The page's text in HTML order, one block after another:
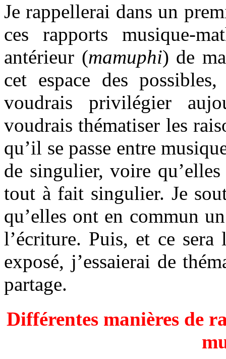
Je rappellerai dans un
ces rapports musique-
antérieur (mamuphi) de
cet espace des
voudrais privilégier
voudrais thématiser les
qu’il se passe entre
de singulier, voire
tout à fait singulier. Je
qu’elles ont en commun
l’écriture. Puis, et ce sera
exposé, j’essaierai de
partage.
Différentes manières de